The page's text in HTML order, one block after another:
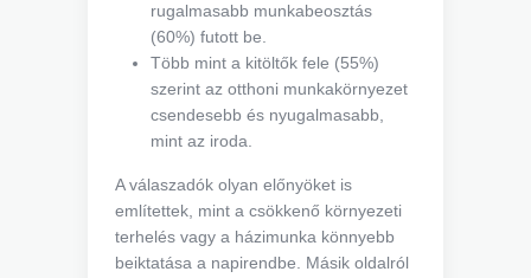
rugalmasabb munkabeosztás
(60%) futott be.
Több mint a kitöltők fele (55%)
szerint az otthoni munkakörnyezet
csendesebb és nyugalmasabb,
mint az iroda.
A válaszadók olyan előnyöket is
említettek, mint a csökkenő környezeti
terhelés vagy a házimunka könnyebb
beiktatása a napirendbe. Másik oldalról